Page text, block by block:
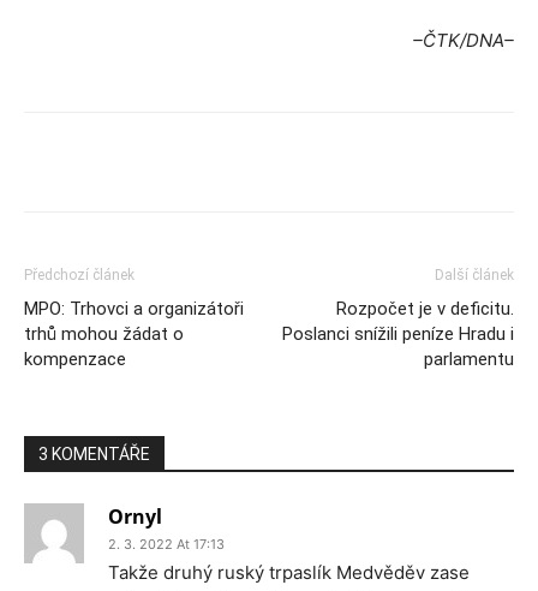
–ČTK/DNA–
Předchozí článek
MPO: Trhovci a organizátoři
trhů mohou žádat o
kompenzace
Další článek
Rozpočet je v deficitu.
Poslanci snížili peníze Hradu i
parlamentu
3 KOMENTÁŘE
Ornyl
2. 3. 2022 At 17:13
Takže druhý ruský trpaslík Medvěděv zase